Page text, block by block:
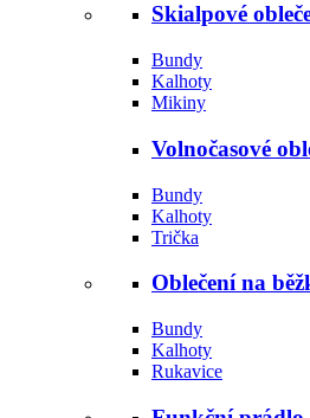
Skialpové
Bundy
Kalhoty
Mikiny
Volnočasové
Bundy
Kalhoty
Trička
Oblečení na
Bundy
Kalhoty
Rukavice